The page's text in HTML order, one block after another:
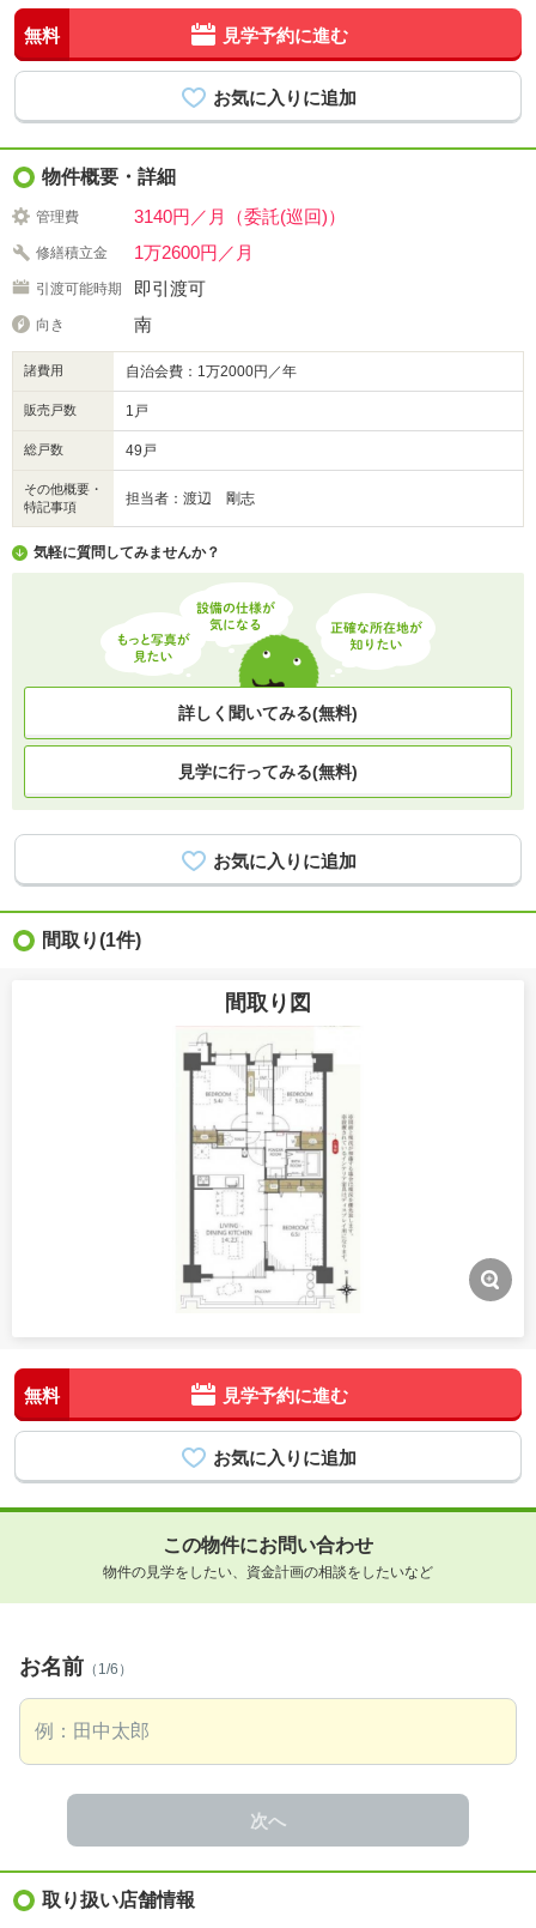
無料 見学予約に進む
物件概要・詳細
管理費 3140円／月（委託(巡回)）
修繕積立金 1万2600円／月
引渡可能時期 即引渡可
向き 南
諸費用 自治会費：1万2000円／年
販売戸数 1戸
総戸数 49戸
その他概要・
特記事項
担当者：渡辺 剛志
気軽に質問してみませんか？
詳しく聞いてみる(無料)
見学に行ってみる(無料)
間取り(1件)
間取り図
無料 見学予約に進む
この物件にお問い合わせ
物件の見学をしたい、資金計画の相談をしたいなど
お名前 （1/6）
次へ
取り扱い店舗情報